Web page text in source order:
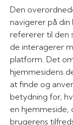
Den
navigerer på din
refererer til den
de interagerer
platform. Det
hjemmesidens
at finde og
betydning for,
en hjemmeside,
brugerens